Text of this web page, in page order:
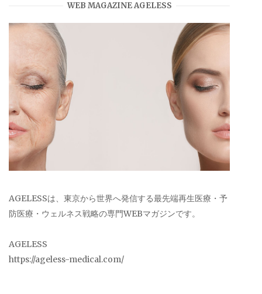
WEB MAGAZINE AGELESS
AGELESSは、東京から世界へ発信する最先端再生医療・予
防医療・ウェルネス戦略の専門WEBマガジンです。
AGELESS
https://ageless-medical.com/